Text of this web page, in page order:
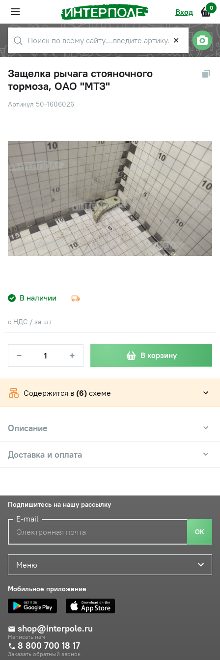
Вход 0
✕
Защелка рычага стояночного
тормоза, ОАО "МТЗ"
Артикул 50-1606026
В наличии
с НДС / за шт
− + В корзину
Содержится в (6) схеме
Описание
Доставка и оплата
Меню
Мобильное приложение
shop@interpole.ru
Написать нам
8 800 700 18 17
Заказать обратный звонок
Подпишитесь на нашу рассылку
E-mail
ОК